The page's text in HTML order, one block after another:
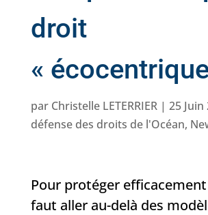
droit
«
par Christelle LETERRIER| 25 Juin
défense des droits de l'Océan,
Pour protéger efficacement
faut aller au-delà des